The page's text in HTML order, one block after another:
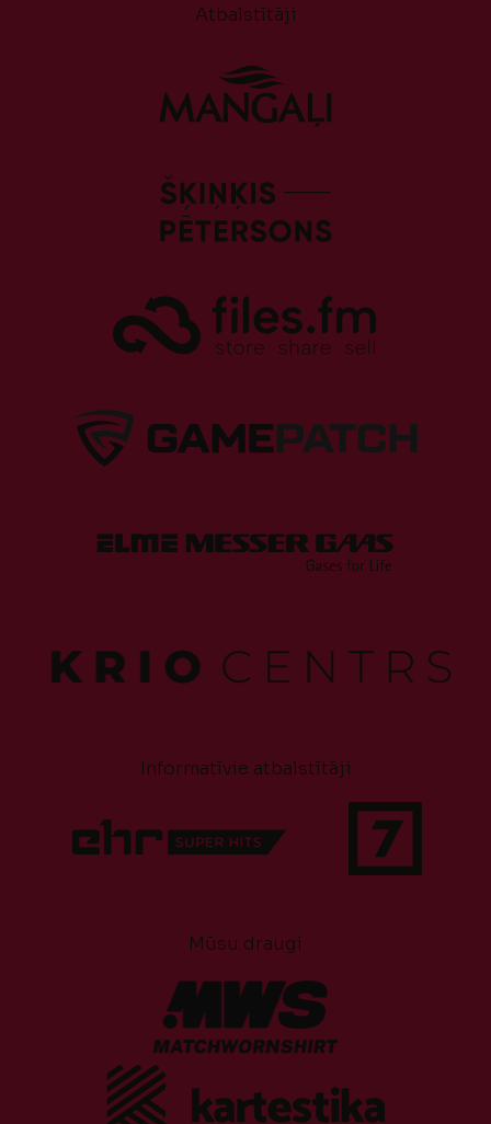
Atbalstītāji
Informatīvie atbalstītāji
Mūsu draugi